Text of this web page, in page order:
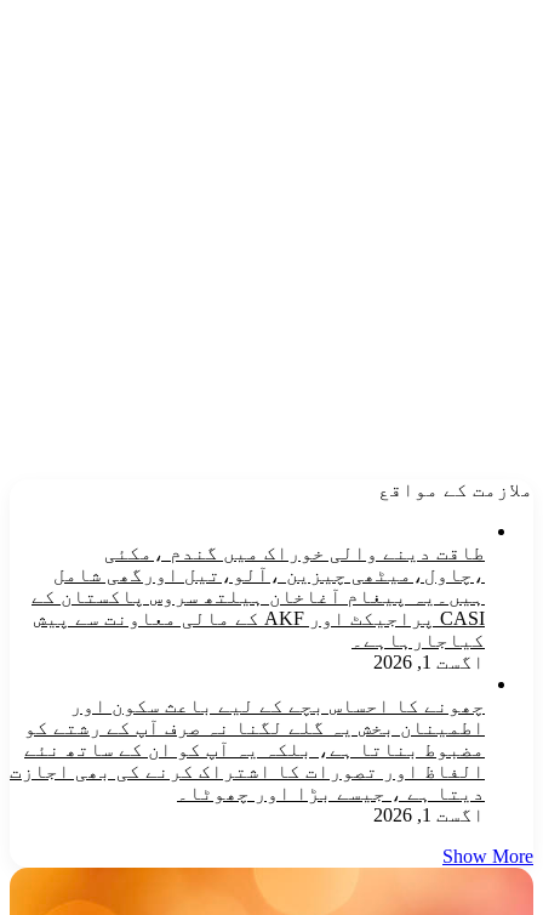
ملازمت کے مواقع
طاقت دینے والی خوراک میں گندم ،مکئی
،چاول،میٹھی چیزین ،آلو،تیل اورگھی شامل
ہیں۔یہ پیغام آغاخان ہیلتھ سروس پاکستان کے
CASI پراجیکٹ اور AKF کے مالی معاونت سے پیش
کیاجارہاہے۔
اگست 1, 2026
چھونے کا احساس بچے کے لیے باعث سکون اور
اطمینان بخش یہ گلے لگنا نہ صرف آپ کے رشتے کو
مضبوط بناتا ہے، بلکہ یہ آپ کو ان کے ساتھ نئے
الفاظ اور تصورات کا اشتراک کرنے کی بھی اجازت
دیتا ہے ، جیسے بڑا اور چھوٹا۔
اگست 1, 2026
Show More